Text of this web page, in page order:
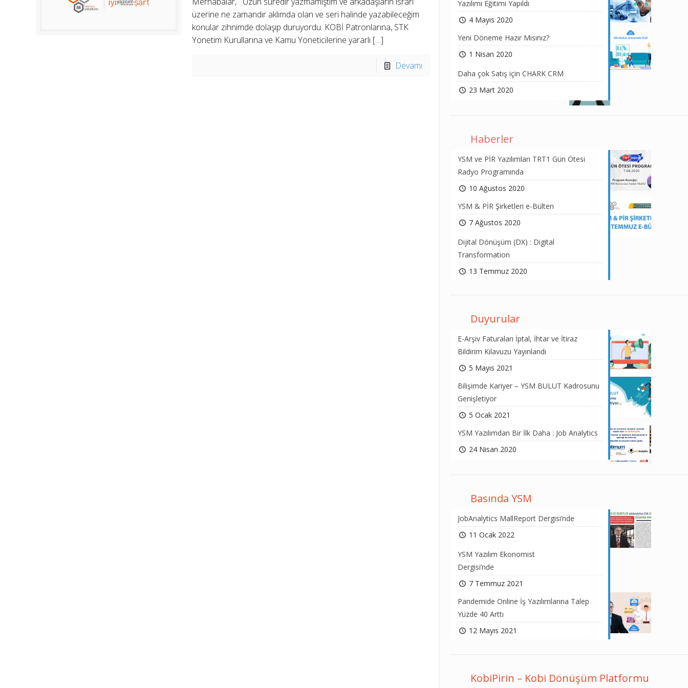
üzerine ne zamandır aklımda olan ve seri halinde yazabileceğim
konular zihnimde dolaşıp duruyordu. KOBİ Patronlarına, STK
Yönetim Kurullarına ve Kamu Yöneticilerine yararlı […]
Devamı
Yazılımı Eğitimi Yapıldı
4 Mayıs 2020
Yeni Döneme Hazır Mısınız?
1 Nisan 2020
Daha çok Satış için CHARK CRM
23 Mart 2020
Haberler
YSM ve PİR Yazılımları TRT1 Gün Ötesi
Radyo Programında
10 Ağustos 2020
YSM & PİR Şirketleri e-Bülten
7 Ağustos 2020
Dijital Dönüşüm (DX) : Digital
Transformation
13 Temmuz 2020
Duyurular
E-Arşiv Faturaları İptal, İhtar ve İtiraz
Bildirim Kılavuzu Yayınlandı
5 Mayıs 2021
Bilişimde Kariyer – YSM BULUT Kadrosunu
Genişletiyor
5 Ocak 2021
YSM Yazılımdan Bir İlk Daha : Job Analytics
24 Nisan 2020
Basında YSM
JobAnalytics MallReport Dergisi’nde
11 Ocak 2022
YSM Yazılım Ekonomist
Dergisi’nde
7 Temmuz 2021
Pandemide Online İş Yazılımlarına Talep
Yüzde 40 Arttı
12 Mayıs 2021
KobiPirin – Kobi Dönüşüm Platformu